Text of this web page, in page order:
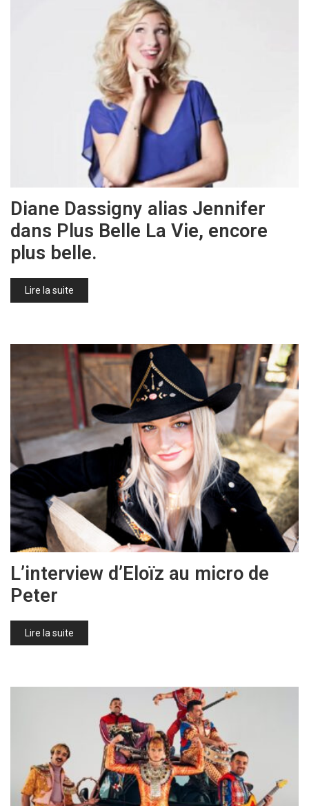
Diane Dassigny alias Jennifer
dans Plus Belle La Vie, encore
plus belle.
Lire la suite
L’interview d’Eloïz au micro de
Peter
Lire la suite